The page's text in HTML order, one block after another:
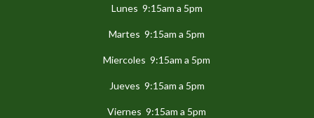
Lunes 9:15am a 5pm
Martes 9:15am a 5pm
Miercoles 9:15am a 5pm
Jueves 9:15am a 5pm
Viernes 9:15am a 5pm